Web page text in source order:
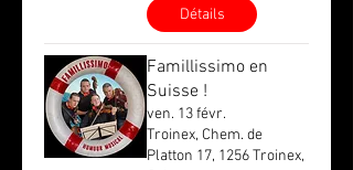
Détails
Famillissimo en
Suisse !
ven. 13 févr.
Troinex, Chem. de
Platton 17, 1256 Troinex,